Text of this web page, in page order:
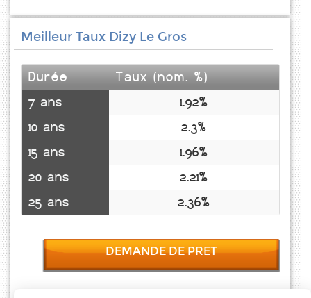
Meilleur Taux Dizy Le Gros
Durée
Taux (nom. %)
7 ans
1.92%
10 ans
2.3%
15 ans
1.96%
20 ans
2.21%
25 ans
2.36%
DEMANDE DE PRET